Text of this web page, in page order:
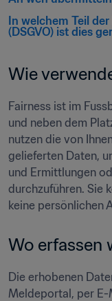
In welchem Teil
(DSGVO) ist dies
Wie
Fairness ist im
und neben dem
nutzen die von
gelieferten Daten,
und Ermittlungen
durchzuführen. Sie
keine persönlichen
Wo erfassen
Die erhobenen
Meldeportal, per